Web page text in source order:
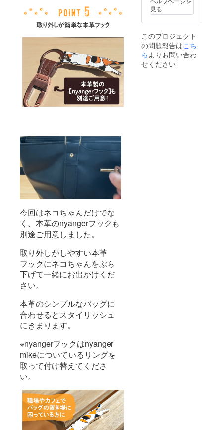
今回はネコちゃんだけでな
く、本革のnyangerフックも
別途ご用意しました。
取り外しがしやすい本革
フックにネコちゃんをぶら
下げて一緒にお出かけくだ
さい。
本革のシンプルなバッグに
合わせるとスタイリッシュ
にきまります。
※nyangerフックはnyanger
mikeについているリングを
取って付け替えてくださ
い。
見る
このプロジェクト
の問題報告はこち
らよりお問い合わ
せください